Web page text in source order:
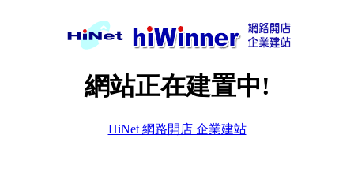
網站正在建置中!
HiNet 網路開店 企業建站